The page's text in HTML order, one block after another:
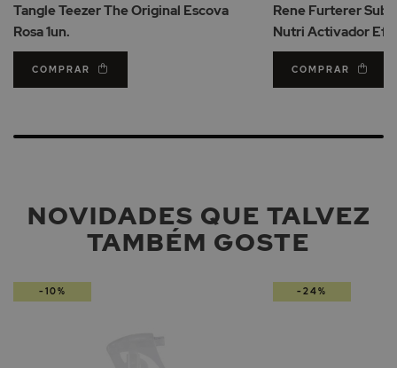
Desejos
Tangle Teezer The Original Escova
Rosa 1un.
COMPRAR
Rene Furterer
Nutri Activador
100ml
COMPRAR
NOVIDADES QUE TALVEZ
TAMBÉM GOSTE
-10% -24%